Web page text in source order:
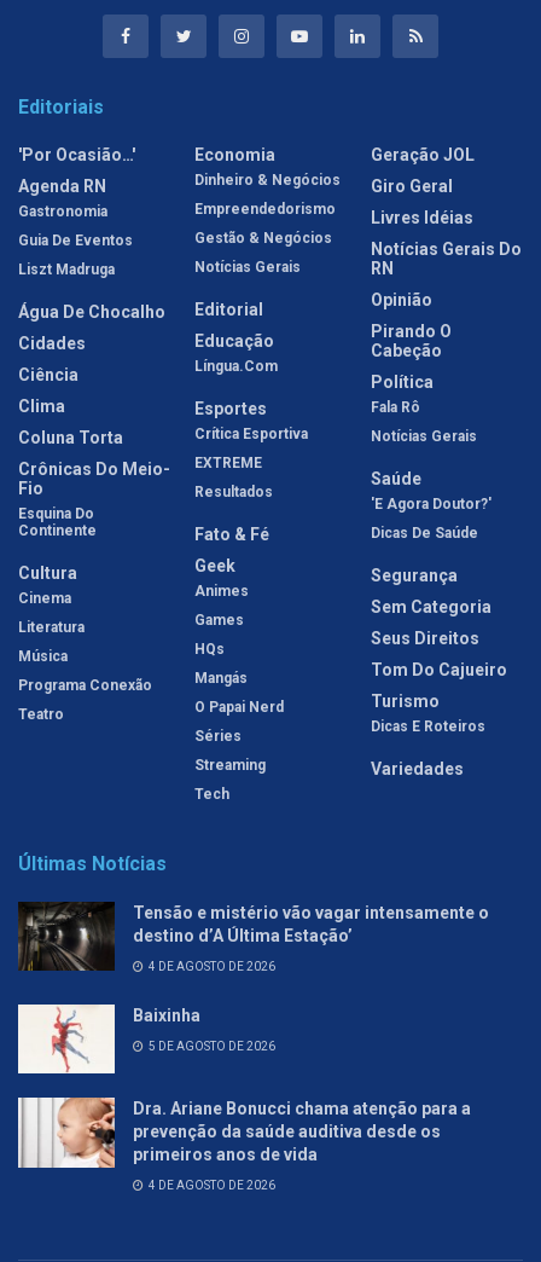
Editoriais
'Por Ocasião…'
Agenda RN
Gastronomia
Guia De Eventos
Liszt Madruga
Água De Chocalho
Cidades
Ciência
Clima
Coluna Torta
Crônicas Do Meio-
Fio
Esquina Do
Continente
Cultura
Cinema
Literatura
Música
Programa Conexão
Teatro
Economia
Dinheiro & Negócios
Empreendedorismo
Gestão & Negócios
Notícias Gerais
Editorial
Educação
Língua.com
Esportes
Crítica Esportiva
EXTREME
Resultados
Fato & Fé
Geek
Animes
Games
HQs
Mangás
O Papai Nerd
Séries
Streaming
Tech
Geração JOL
Giro Geral
Livres Idéias
Notícias Gerais Do
RN
Opinião
Pirando O
Cabeção
Política
Fala Rô
Notícias Gerais
Saúde
'E Agora Doutor?'
Dicas De Saúde
Segurança
Sem Categoria
Seus Direitos
Tom Do Cajueiro
Turismo
Dicas E Roteiros
Variedades
Últimas Notícias
Tensão e mistério vão vagar intensamente o
destino d’A Última Estação’
4 DE AGOSTO DE 2026
Baixinha
5 DE AGOSTO DE 2026
Dra. Ariane Bonucci chama atenção para a
prevenção da saúde auditiva desde os
primeiros anos de vida
4 DE AGOSTO DE 2026